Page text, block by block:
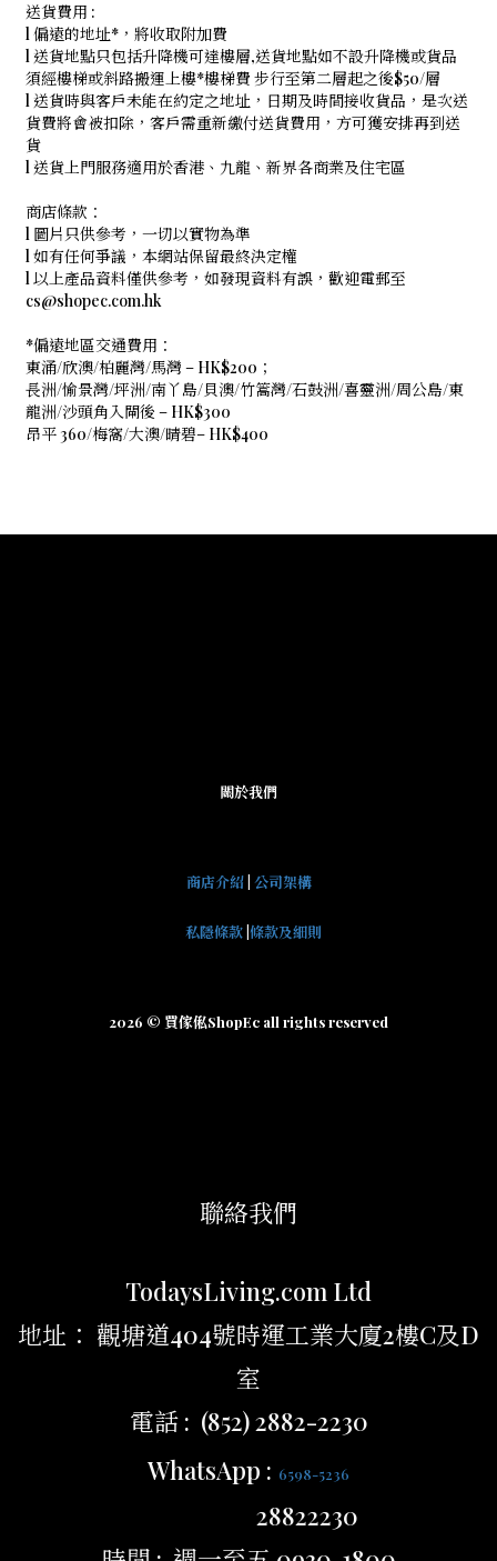
送貨費用 :
l 偏遠的地址*，將收取附加費
l 送貨地點只包括升降機可達樓層,送貨地點如不設升降機或貨品
須經樓梯或斜路搬運上樓*樓梯費 步行至第二層起之後$50/層
l 送貨時與客戶未能在約定之地址，日期及時間接收貨品，是次送
貨費將會被扣除，客戶需重新繳付送貨費用，方可獲安排再到送
貨
l 送貨上門服務適用於香港、九龍、新界各商業及住宅區
商店條款：
l 圖片只供參考，一切以實物為準
l 如有任何爭議，本網站保留最終決定權
l 以上產品資料僅供參考，如發現資料有誤，歡迎電郵至
cs@shopec.com.hk
*偏遠地區交通費用：
東涌/欣澳/柏麗灣/馬灣 – HK$200；
長洲/愉景灣/坪洲/南丫島/貝澳/竹篙灣/石鼓洲/喜靈洲/周公島/東
龍洲/沙頭角入閘後 – HK$300
昂平 360/梅窩/大澳/晴碧– HK$400
關於我們
商店介紹| 公司架構
私隱條款 條款及細則
2026 © 買傢俬ShopEc all rights reserved
聯絡我們
TodaysLiving.com Ltd
地址： 觀塘道404號時運工業大廈2樓C及D
室
電話 : (852) 2882-2230
WhatsApp : 6598-5236
28822230